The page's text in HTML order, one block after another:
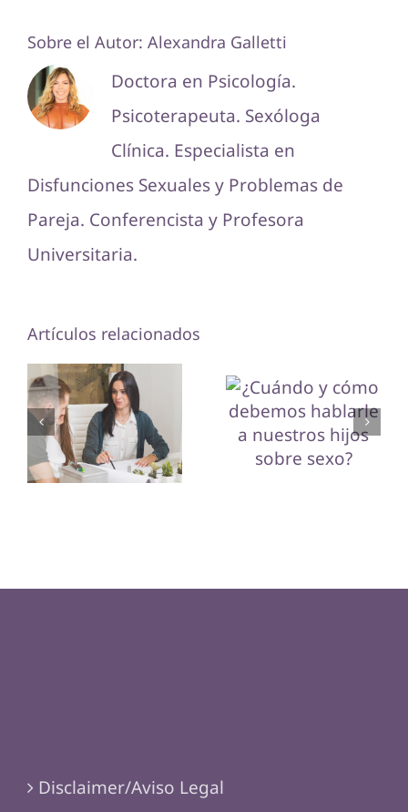
Sobre el Autor: Alexandra Galletti
Doctora en Psicología.
Psicoterapeuta. Sexóloga
Clínica. Especialista en
Disfunciones Sexuales y Problemas de
Pareja. Conferencista y Profesora
Universitaria.
Artículos relacionados
¿Cuándo
presentarle
a nuestros
hijos una
nueva
debemos
hablarle a
nuestros
Disclaimer/Aviso Legal